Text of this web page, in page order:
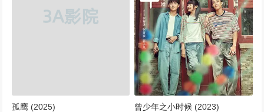
孤鹰 (2025) 曾少年之小时候 (2023)